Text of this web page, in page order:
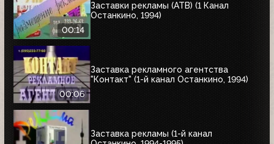
00:14
Заставки рекламы (АТВ) (1 Канал
Останкино, 1994)
00:06
Заставка рекламного агентства
"Контакт" (1-й канал Останкино, 1994)
Заставка рекламы (1-й канал